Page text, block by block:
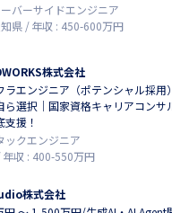
バーサイドエンジニア
県
年収 : 450-600万円
株式会社
ラエンジニア（ポテンシャル採
ら選択｜国家資格キャリアコンサ
援！
ックエンジニア
年収 : 400-550万円
株式会社